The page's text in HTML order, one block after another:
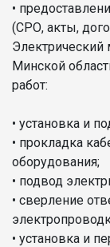
•
(СРО, акты,
Минской
работ:
• установка и
• прокладка
оборудования;
• подвод
• сверление
• установка и